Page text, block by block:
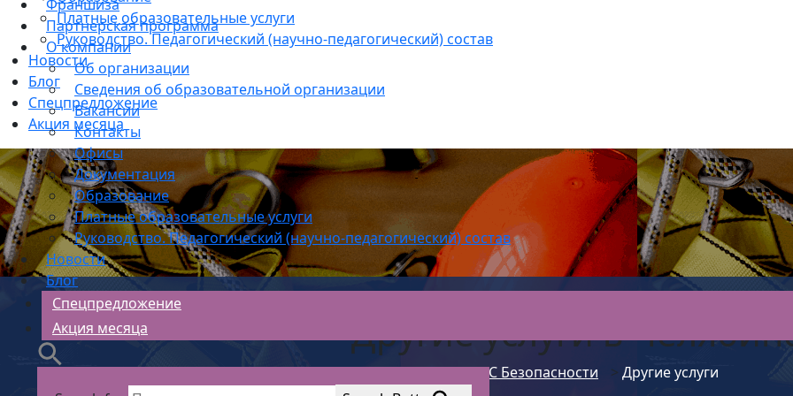
Платные образовательные услуги
Руководство. Педагогический (научно-педагогический) состав
Новости
Блог
Спецпредложение
Акция месяца
Франшиза
Партнерская программа
О компании
Об организации
Сведения об образовательной организации
Вакансии
Контакты
Офисы
Документация
Образование
Платные образовательные услуги
Руководство. Педагогический (научно-педагогический) состав
Новости
Блог
Спецпредложение
Акция месяца
Другие услуги в
АС Безопасности > Другие услуги